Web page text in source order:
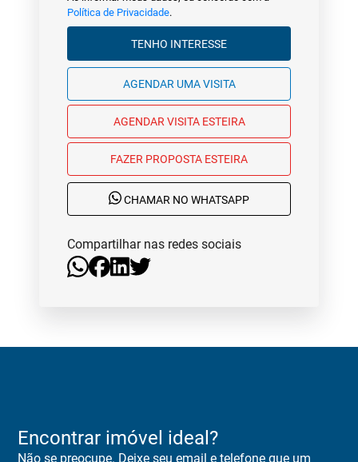
Política de Privacidade.
TENHO INTERESSE
AGENDAR UMA VISITA
AGENDAR VISITA ESTEIRA
FAZER PROPOSTA ESTEIRA
CHAMAR NO WHATSAPP
Compartilhar nas redes sociais
Encontrar imóvel ideal?
Não se preocupe. Deixe seu email e telefone que um